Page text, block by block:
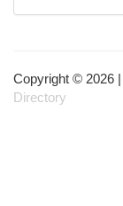
Copyright © 2026 |
Directory